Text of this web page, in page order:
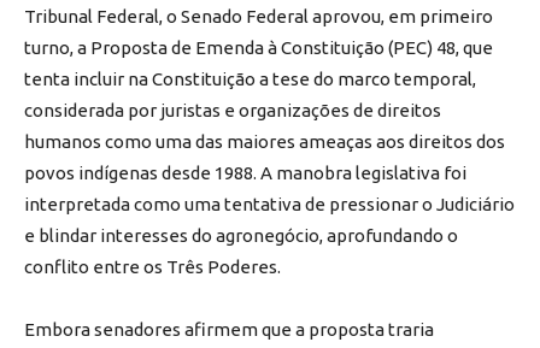
Tribunal Federal, o Senado Federal aprovou, em primeiro
turno, a Proposta de Emenda à Constituição (PEC) 48, que
tenta incluir na Constituição a tese do marco temporal,
considerada por juristas e organizações de direitos
humanos como uma das maiores ameaças aos direitos dos
povos indígenas desde 1988. A manobra legislativa foi
interpretada como uma tentativa de pressionar o Judiciário
e blindar interesses do agronegócio, aprofundando o
conflito entre os Três Poderes.
Embora senadores afirmem que a proposta traria